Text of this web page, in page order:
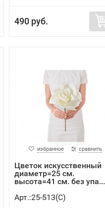
490 руб.
избранное сравнить
Цветок искусственный
диаметр=25 см.
высота=41 см. без упа...
Арт.:25-513(C)